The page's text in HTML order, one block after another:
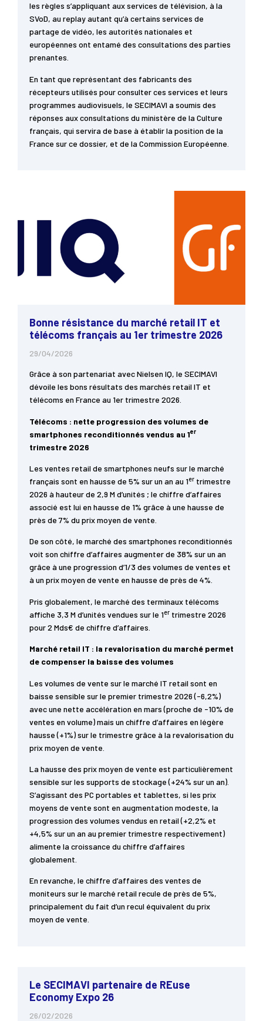
les règles s’appliquant aux services de télévision, à la
SVoD, au replay autant qu’à certains services de
partage de vidéo, les autorités nationales et
européennes ont entamé des consultations des parties
prenantes.
En tant que représentant des fabricants des
récepteurs utilisés pour consulter ces services et leurs
programmes audiovisuels, le SECIMAVI a soumis des
réponses aux consultations du ministère de la Culture
français, qui servira de base à établir la position de la
France sur ce dossier, et de la Commission Européenne.
Bonne résistance du marché retail IT et
télécoms français au 1er trimestre 2026
29/04/2026
Grâce à son partenariat avec Nielsen IQ, le SECIMAVI
dévoile les bons résultats des marchés retail IT et
télécoms en France au 1er trimestre 2026.
Télécoms : nette progression des volumes de
smartphones reconditionnés vendus au 1er
trimestre 2026
Les ventes retail de smartphones neufs sur le marché
français sont en hausse de 5% sur un an au 1er trimestre
2026 à hauteur de 2,9 M d’unités ; le chiffre d’affaires
associé est lui en hausse de 1% grâce à une hausse de
près de 7% du prix moyen de vente.
De son côté, le marché des smartphones reconditionnés
voit son chiffre d’affaires augmenter de 38% sur un an
grâce à une progression d’1/3 des volumes de ventes et
à un prix moyen de vente en hausse de près de 4%.
Pris globalement, le marché des terminaux télécoms
affiche 3,3 M d’unités vendues sur le 1er trimestre 2026
pour 2 Mds€ de chiffre d’affaires.
Marché retail IT : la revalorisation du marché permet
de compenser la baisse des volumes
Les volumes de vente sur le marché IT retail sont en
baisse sensible sur le premier trimestre 2026 (-6,2%)
avec une nette accélération en mars (proche de -10% de
ventes en volume) mais un chiffre d’affaires en légère
hausse (+1%) sur le trimestre grâce à la revalorisation du
prix moyen de vente.
La hausse des prix moyen de vente est particulièrement
sensible sur les supports de stockage (+24% sur un an).
S’agissant des PC portables et tablettes, si les prix
moyens de vente sont en augmentation modeste, la
progression des volumes vendus en retail (+2,2% et
+4,5% sur un an au premier trimestre respectivement)
alimente la croissance du chiffre d’affaires
globalement.
En revanche, le chiffre d’affaires des ventes de
moniteurs sur le marché retail recule de près de 5%,
principalement du fait d’un recul équivalent du prix
moyen de vente.
Le SECIMAVI partenaire de REuse
Economy Expo 26
26/02/2026